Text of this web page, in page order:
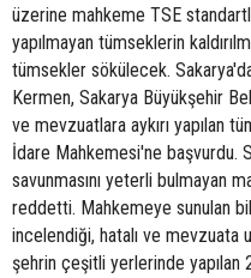
üzerine mahkeme TSE
yapılmayan tümseklerin
tümsekler sökülecek.
Kermen, Sakarya Büyükşehir
ve mevzuatlara aykırı yapılan
İdare Mahkemesi'ne başvurdu.
savunmasını yeterli bulmayan
reddetti. Mahkemeye sunulan
incelendiği, hatalı ve mevzuata
şehrin çeşitli yerlerinde yapılan